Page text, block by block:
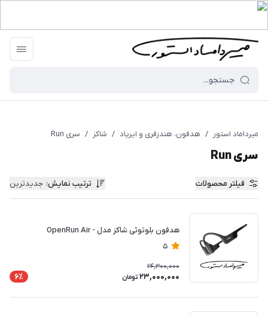
میرداماد استور / هدفون، هندزفری و ایرپاد / شاکز / سری Run
سری Run
فیلتر محصولات ترتیب نمایش: جدیدترین
هدفون بلوتوثی شاکز مدل - OpenRun Air
5
24,300,000
23,000,000 تومان 6٪